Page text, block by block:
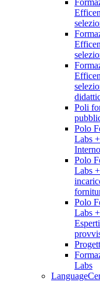
Poli
Polo
Labs
Polo
Labs
Polo
Labs
Labs